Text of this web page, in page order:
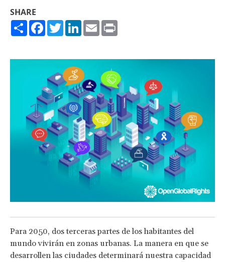
SHARE
ShareFacebook
TwitterLinkedIn
Email
Para 2050, dos terceras partes de los habitantes del
mundo vivirán en zonas urbanas. La manera en que se
desarrollen las ciudades determinará nuestra capacidad